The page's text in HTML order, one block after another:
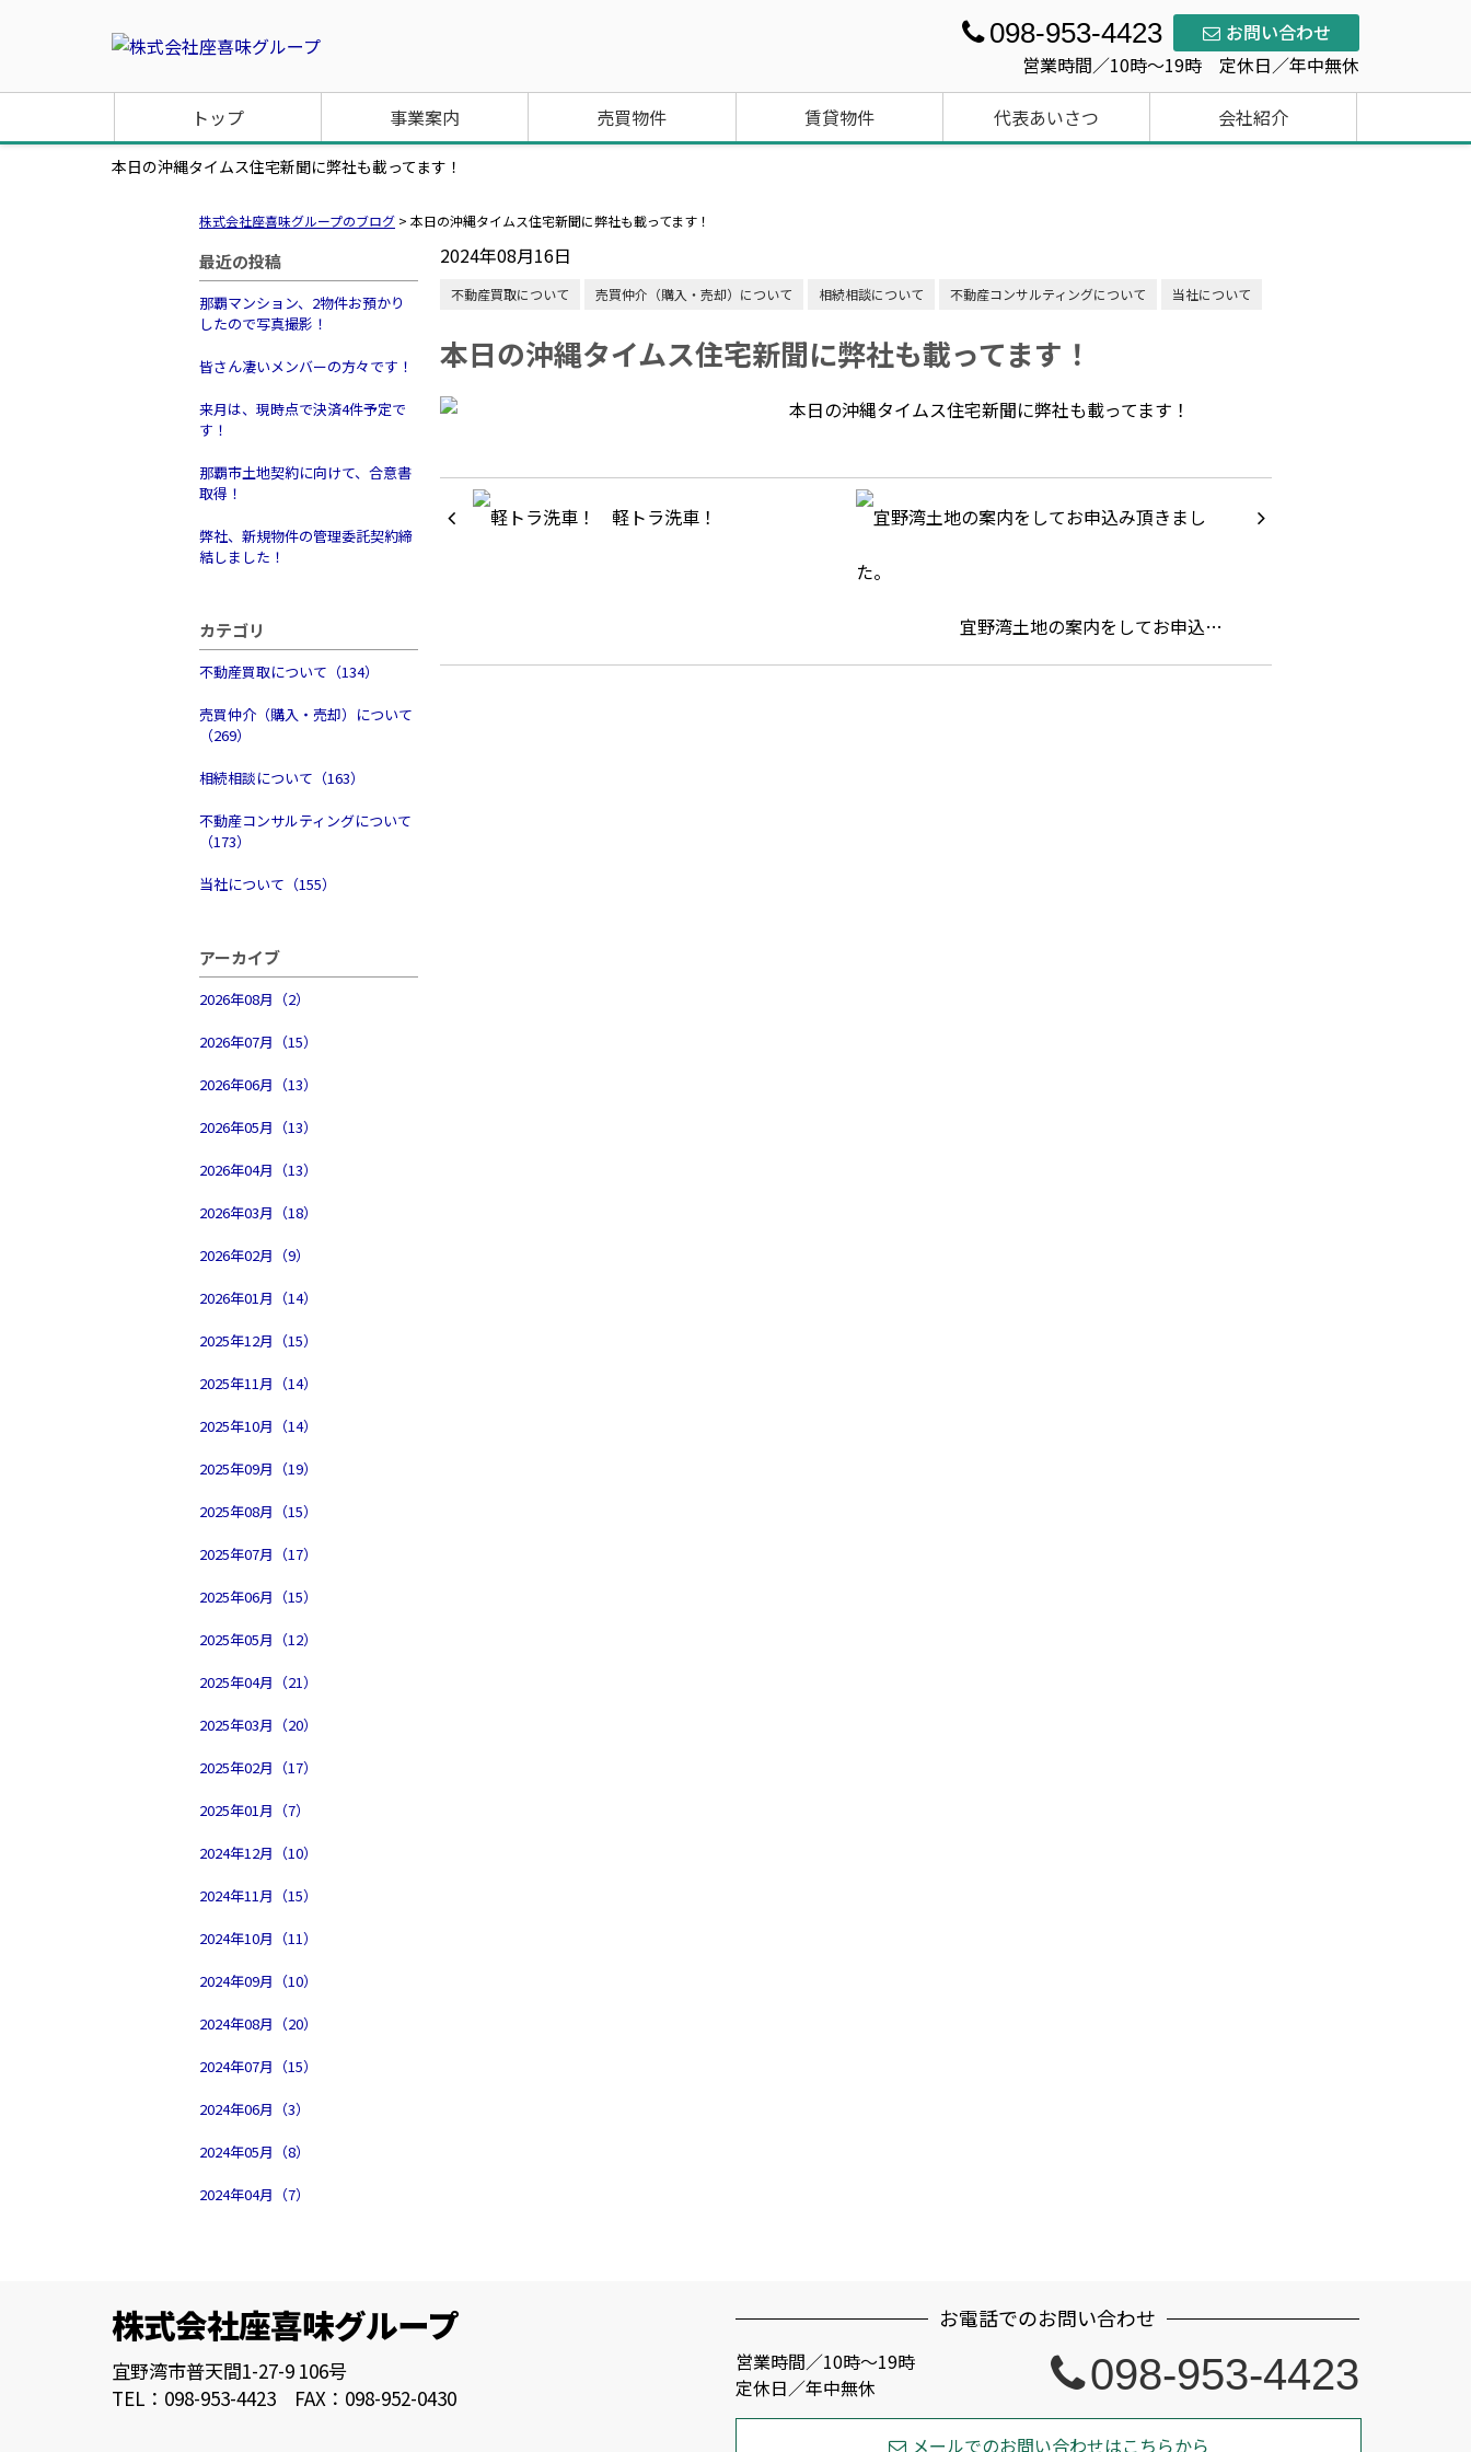
098-953-4423
お問い合わせ
営業時間／10時～19時 定休日／年中無休
トップ
事業案内 売買物件 賃貸物件 代表あいさつ 会社紹介
本日の沖縄タイムス住宅新聞に弊社も載ってます！
株式会社座喜味グループのブログ > 本日の沖縄タイムス住宅新聞に弊社も載ってます！
最近の投稿
那覇マンション、2物件お預かり
したので写真撮影！
皆さん凄いメンバーの方々です！
来月は、現時点で決済4件予定で
す！
那覇市土地契約に向けて、合意書
取得！
弊社、新規物件の管理委託契約締
結しました！
カテゴリ
不動産買取について（134）
売買仲介（購入・売却）について
（269）
相続相談について（163）
不動産コンサルティングについて
（173）
当社について（155）
アーカイブ
2026年08月（2）
2026年07月（15）
2026年06月（13）
2026年05月（13）
2026年04月（13）
2026年03月（18）
2026年02月（9）
2026年01月（14）
2025年12月（15）
2025年11月（14）
2025年10月（14）
2025年09月（19）
2025年08月（15）
2025年07月（17）
2025年06月（15）
2025年05月（12）
2025年04月（21）
2025年03月（20）
2025年02月（17）
2025年01月（7）
2024年12月（10）
2024年11月（15）
2024年10月（11）
2024年09月（10）
2024年08月（20）
2024年07月（15）
2024年06月（3）
2024年05月（8）
2024年04月（7）
2024年08月16日
不動産買取について 売買仲介（購入・売却）について 相続相談について 不動産コンサルティングについて 当社について
本日の沖縄タイムス住宅新聞に弊社も載ってます！
本日の沖縄タイムス住宅新聞に弊社も載ってます！
軽トラ洗車！
宜野湾土地の案内をしてお申込…
株式会社座喜味グループ
宜野湾市普天間1-27-9 106号
TEL：098-953-4423 FAX：098-952-0430
お電話でのお問い合わせ
営業時間／10時～19時
定休日／年中無休
098-953-4423
メールでのお問い合わせはこちらから